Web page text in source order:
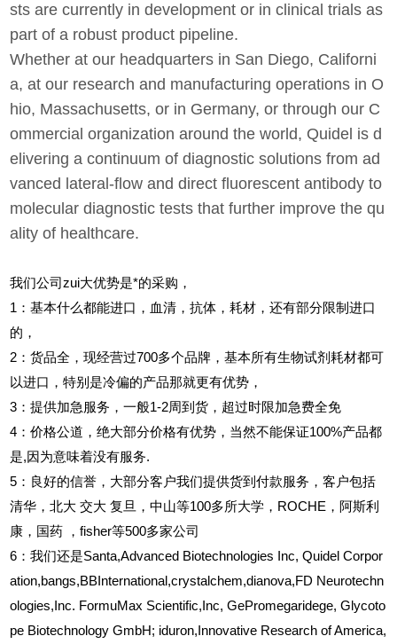
sts are currently in development or in clinical trials as
part of a robust product pipeline.
Whether at our headquarters in San Diego, Californi
a, at our research and manufacturing operations in O
hio, Massachusetts, or in Germany, or through our C
ommercial organization around the world, Quidel is d
elivering a continuum of diagnostic solutions from ad
vanced lateral-flow and direct fluorescent antibody to
molecular diagnostic tests that further improve the qu
ality of healthcare.
我们公司zui大优势是*的采购，
1 ：基本什么都能进口，血清，抗体，耗材，还有部分限制进口
的，
2 ：货品全，现经营过700多个品牌，基本所有生物试剂耗材都可
以进口，特别是冷偏的产品那就更有优势，
3 ：提供加急服务，一般1-2周到货，超过时限加急费全免
4 ：价格公道，绝大部分价格有优势，当然不能保证100%产品都
是,因为意味着没有服务.
5 ：良好的信誉，大部分客户我们提供货到付款服务，客户包括
清华，北大 交大 复旦，中山等100多所大学，ROCHE，阿斯利
康，国药
，fisher等500多家公司
6 ：我们还是Santa,Advanced Biotechnologies Inc, Quidel Corpor
ation,bangs,BBInternational,crystalchem,dianova,FD Neurotechn
ologies,Inc. FormuMax Scientific,Inc, GePromegaridege, Glycoto
pe Biotechnology GmbH; iduron,Innovative Research of America,